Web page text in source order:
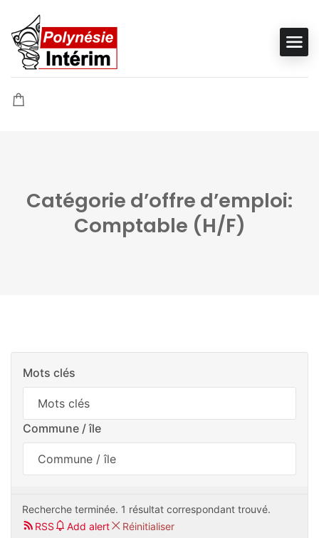
Catégorie d’offre d’emploi:
Comptable (H/F)
Mots clés
Commune / île
Recherche terminée. 1 résultat correspondant trouvé.
Réinitialiser
RSS Add alert